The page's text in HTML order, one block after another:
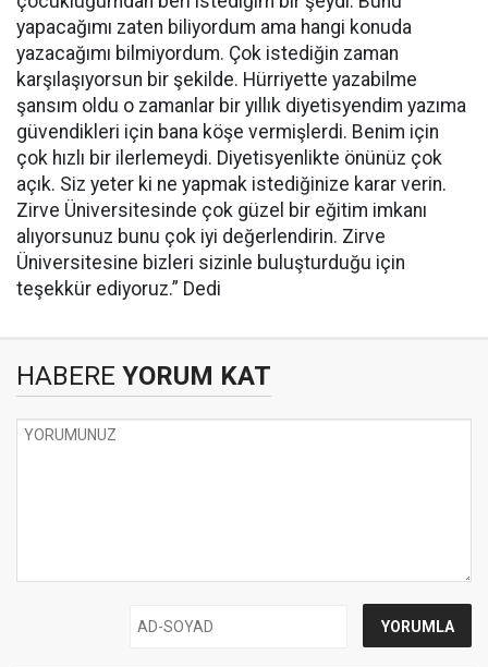
yapacağımı zaten biliyordum ama hangi konuda
yazacağımı bilmiyordum. Çok istediğin zaman
karşılaşıyorsun bir şekilde. Hürriyette yazabilme
şansım oldu o zamanlar bir yıllık diyetisyendim yazıma
güvendikleri için bana köşe vermişlerdi. Benim için
çok hızlı bir ilerlemeydi. Diyetisyenlikte önünüz çok
açık. Siz yeter ki ne yapmak istediğinize karar verin.
Zirve Üniversitesinde çok güzel bir eğitim imkanı
alıyorsunuz bunu çok iyi değerlendirin. Zirve
Üniversitesine bizleri sizinle buluşturduğu için
teşekkür ediyoruz.” Dedi
HABERE YORUM KAT